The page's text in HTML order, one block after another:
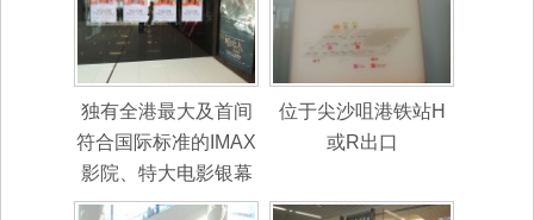
独有全港最大及首间
符合国际标准的IMAX
影院、特大电影银幕
位于尖沙咀港铁站H
或R出口